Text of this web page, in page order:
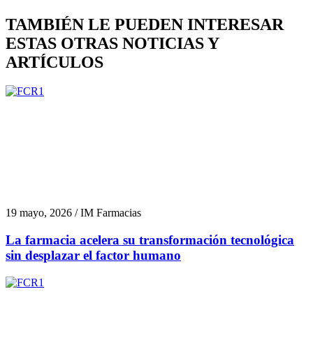
TAMBIÉN LE PUEDEN INTERESAR
ESTAS OTRAS NOTICIAS Y
ARTÍCULOS
19 mayo, 2026 / IM Farmacias
La farmacia acelera su transformación tecnológica
sin desplazar el factor humano